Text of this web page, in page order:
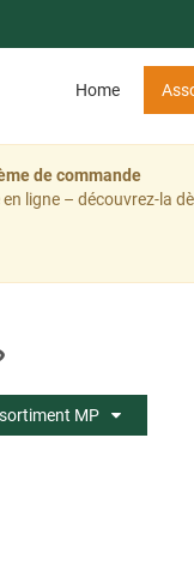
Home
de commande
ligne – découvrez-la
MP